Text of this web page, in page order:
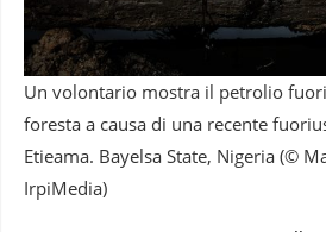
Un volontario mostra il petrolio
foresta a causa di una recente
Etieama. Bayelsa State, Nigeria (©
IrpiMedia)